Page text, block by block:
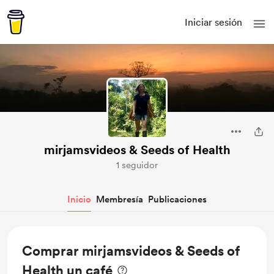
Iniciar sesión
mirjamsvideos & Seeds of Health
1 seguidor
Inicio Membresía Publicaciones
Comprar mirjamsvideos & Seeds of
Health un café